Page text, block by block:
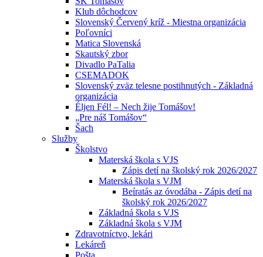
Klub dôchodcov
Slovenský Červený kríž - Miestna organizácia
Poľovníci
Matica Slovenská
Skautský zbor
Divadlo PaTalia
CSEMADOK
Slovenský zväz telesne postihnutých - Základná
organizácia
Éljen Fél! – Nech žije Tomášov!
„Pre náš Tomášov“
Šach
Služby
Školstvo
Materská škola s VJS
Zápis detí na školský rok 2026/2027
Materská škola s VJM
Beíratás az óvodába - Zápis detí na
školský rok 2026/2027
Základná škola s VJS
Základná škola s VJM
Zdravotníctvo, lekári
Lekáreň
Pošta